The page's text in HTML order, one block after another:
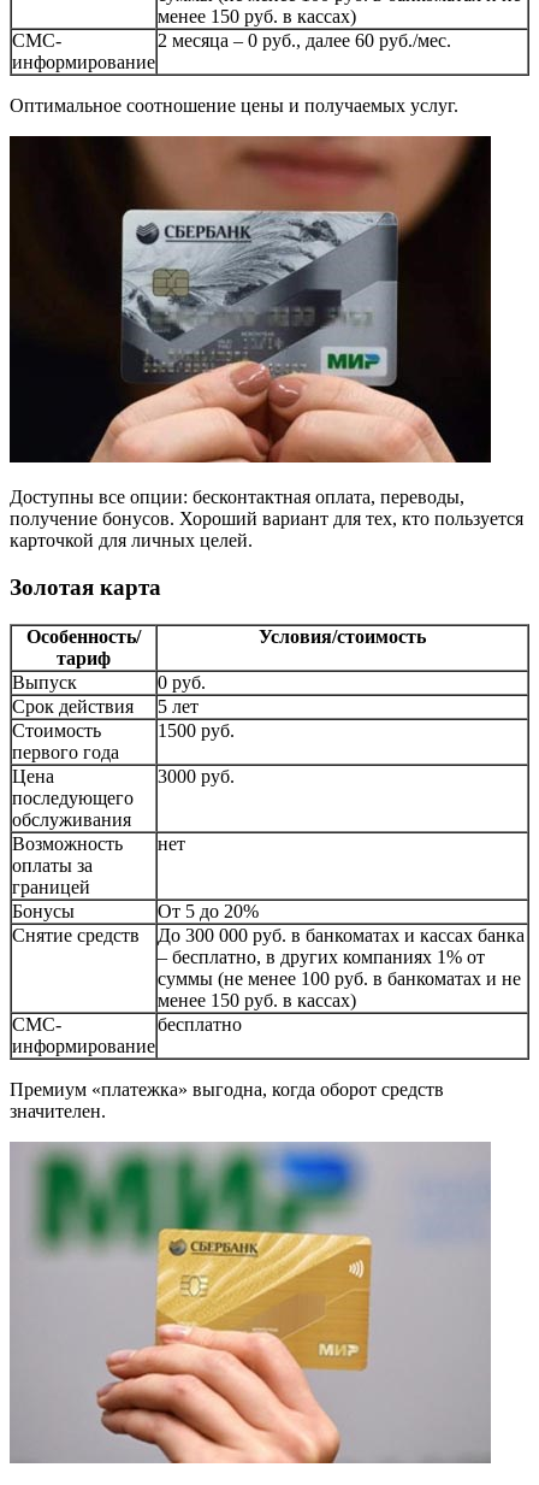
менее 150 руб. в кассах)
СМС-
информирование
2 месяца – 0 руб., далее 60 руб./мес.
Оптимальное соотношение цены и получаемых услуг.
Доступны все опции: бесконтактная оплата, переводы,
получение бонусов. Хороший вариант для тех, кто пользуется
карточкой для личных целей.
Золотая карта
Особенность/
тариф
Условия/стоимость
Выпуск
0 руб.
Срок действия
5 лет
Стоимость
первого года
1500 руб.
Цена
последующего
обслуживания
3000 руб.
Возможность
оплаты за
границей
нет
Бонусы
От 5 до 20%
Снятие средств
До 300 000 руб. в банкоматах и кассах банка
– бесплатно, в других компаниях 1% от
суммы (не менее 100 руб. в банкоматах и не
менее 150 руб. в кассах)
СМС-
информирование
бесплатно
Премиум «платежка» выгодна, когда оборот средств
значителен.